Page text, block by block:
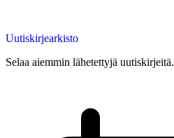
Uutiskirjearkisto
Selaa aiemmin lähetettyjä uutiskirjeitä.